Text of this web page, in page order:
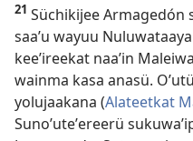
21 Süchikijee Armagedón
saaʼu wayuu
keeʼireekat naaʼin
wainma kasa anasü.
yolujaakana (Alateetkat
Sunoʼuteʼereerü